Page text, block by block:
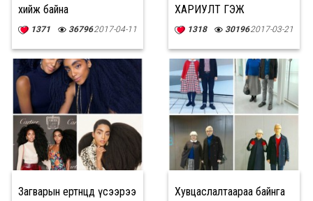
хийж байна
1371 367962017-04-11
ХАРИУЛТ ГЭЖ
БАЙДАГГҮЙ
1318 301962017-03-21
Загварын ертөнцөд үсээрээ
Хувцаслалтаараа байнга